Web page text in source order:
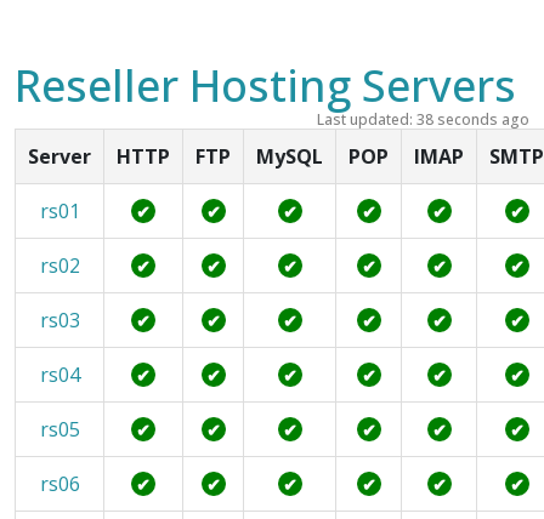
Reseller Hosting Servers
Last updated: 38 seconds ago
Server HTTP FTP MySQL POP IMAP SMTP
rs01 ✔ ✔ ✔ ✔ ✔ ✔
rs02 ✔ ✔ ✔ ✔ ✔ ✔
rs03 ✔ ✔ ✔ ✔ ✔ ✔
rs04 ✔ ✔ ✔ ✔ ✔ ✔
rs05 ✔ ✔ ✔ ✔ ✔ ✔
rs06 ✔ ✔ ✔ ✔ ✔ ✔